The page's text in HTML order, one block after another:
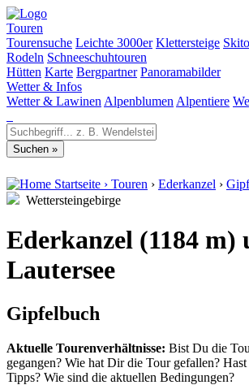
Touren
Tourensuche Leichte 3000er Klettersteige
Rodeln Schneeschuhtouren
Hütten Karte Bergpartner Panoramabilder
Wetter & Infos
Wetter & Lawinen Alpenblumen Alpentiere
Startseite › Touren › Ederkanzel ›
Wettersteingebirge
Ederkanzel (1184 m)
Lautersee
Gipfelbuch
Aktuelle Tourenverhältnisse: Bist Du die
gegangen? Wie hat Dir die Tour gefallen?
Tipps? Wie sind die aktuellen Bedingungen?